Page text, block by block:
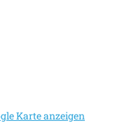
Karte anzeigen